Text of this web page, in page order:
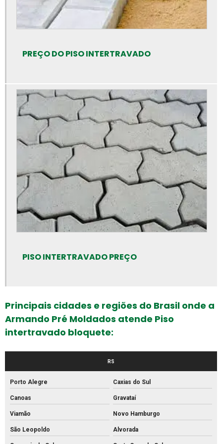
Calha de concreto preço
Calhas de concreto
Canaleta de concreto de 30 cm
Canaleta de concreto tipo u
Canaleta de concreto valor
Cano de cimento preço
Cano de cimento
Cano de concreto preço rs
Canos de concreto preço
Canos de concreto
Empresa de artefatos de concreto
Empresa de meio fio
Empresa de tubos de concreto
Fabrica de bloco intertravado
Fábrica de blocos de cimento
Fábrica de meio fio de concreto
Fábrica de meio fio
Fábrica de mourão de concreto
Fábrica de palanque de concreto
PREÇO DO PISO INTERTRAVADO
PISO INTERTRAVADO PREÇO
Principais cidades e regiões do Brasil onde a
Armando Pré Moldados atende Piso
intertravado bloquete:
RS
Porto Alegre Caxias do Sul
Canoas Gravataí
Viamão Novo Hamburgo
São Leopoldo Alvorada